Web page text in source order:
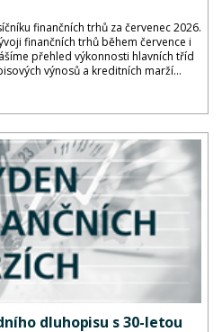
finančních trhů za červenec 2026.
finančních trhů během července i
přehled výkonnosti hlavních tříd
výnosů a kreditních marží...
dluhopisu s 30-letou